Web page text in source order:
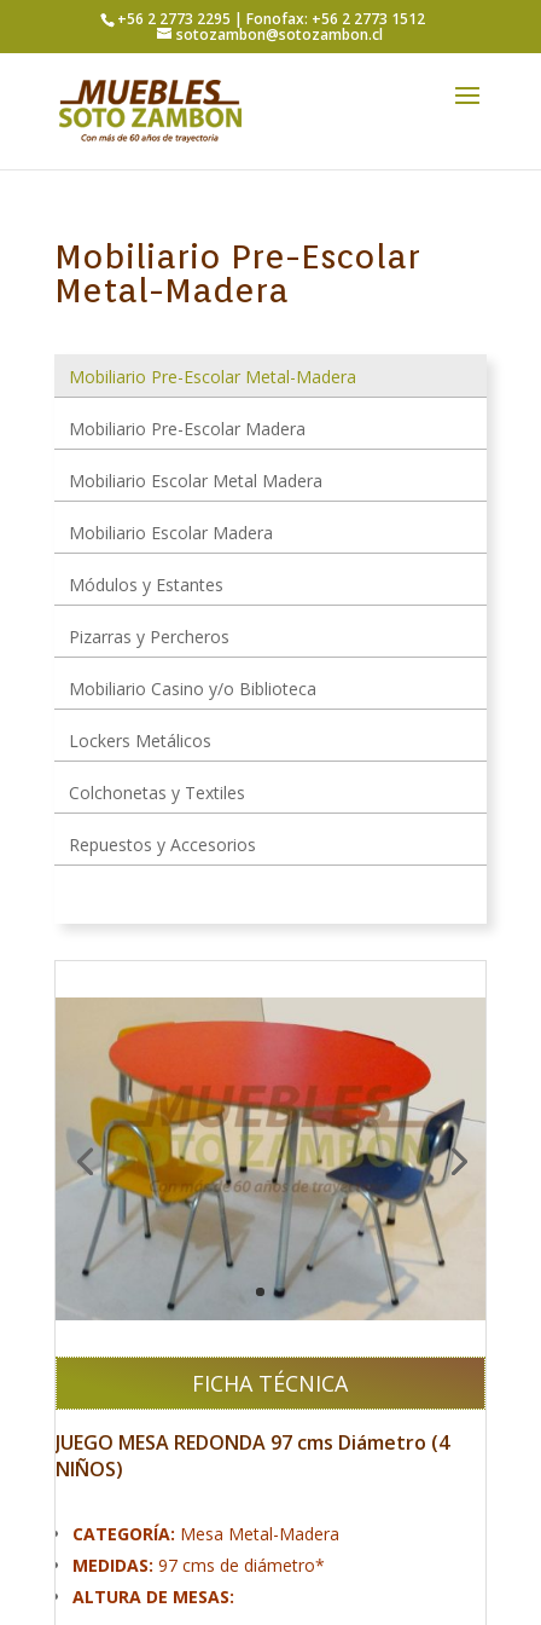
+56 2 2773 2295 | Fonofax: +56 2 2773 1512
sotozambon@sotozambon.cl
Mobiliario Pre-Escolar
Metal-Madera
Mobiliario Pre-Escolar Metal-Madera
Mobiliario Pre-Escolar Madera
Mobiliario Escolar Metal Madera
Mobiliario Escolar Madera
Módulos y Estantes
Pizarras y Percheros
Mobiliario Casino y/o Biblioteca
Lockers Metálicos
Colchonetas y Textiles
Repuestos y Accesorios
FICHA TÉCNICA
JUEGO MESA REDONDA 97 cms Diámetro (4
NIÑOS)
CATEGORÍA: Mesa Metal-Madera
MEDIDAS: 97 cms de diámetro*
ALTURA DE MESAS: